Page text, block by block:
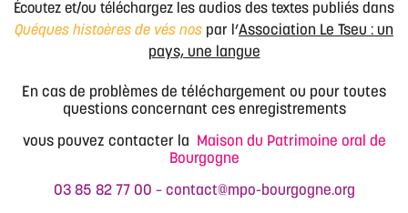
Écoutez et/ou téléchargez les audios des textes publiés dans
Quéques histoères de vés nos par l’Association Le Tseu : un
pays, une langue
En cas de problèmes de téléchargement ou pour toutes
questions concernant ces enregistrements
vous pouvez contacter la
Maison du Patrimoine oral de
Bourgogne
03 85 82 77 00 – contact@mpo-bourgogne.org